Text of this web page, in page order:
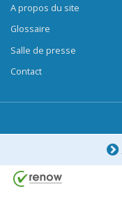
A propos du site
Glossaire
Salle de presse
Contact